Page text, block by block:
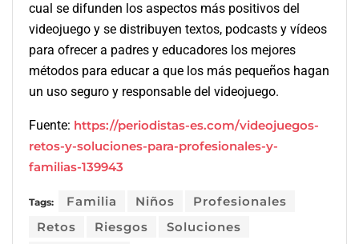
cual se difunden los aspectos más positivos del
videojuego y se distribuyen textos, podcasts y vídeos
para ofrecer a padres y educadores los mejores
métodos para educar a que los más pequeños hagan
un uso seguro y responsable del videojuego.
Fuente: https://periodistas-es.com/videojuegos-
retos-y-soluciones-para-profesionales-y-
familias-139943
Tags: Familia Niños
Profesionales
Retos
Riesgos
Soluciones